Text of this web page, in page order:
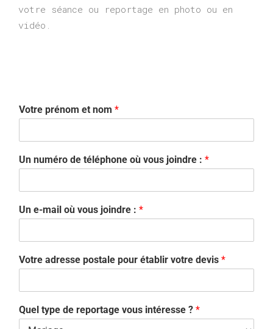
votre séance ou reportage en photo ou en
vidéo.
Votre prénom et nom *
Un numéro de téléphone où vous joindre : *
Un e-mail où vous joindre : *
Votre adresse postale pour établir votre devis *
Quel type de reportage vous intéresse ? *